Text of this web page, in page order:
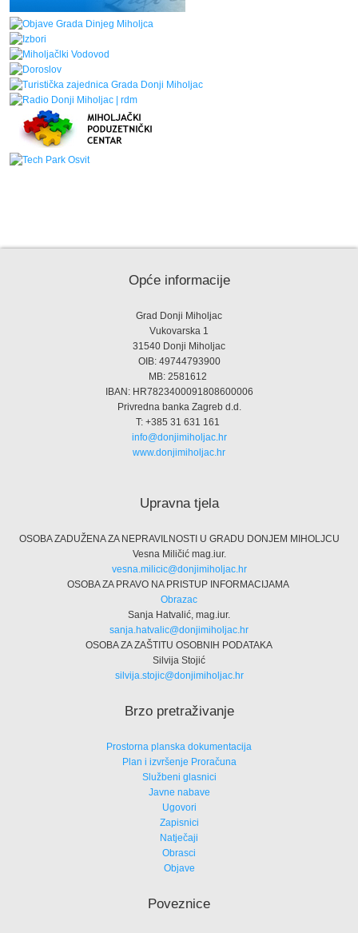
Opće informacije
Grad Donji Miholjac
Vukovarska 1
31540 Donji Miholjac
OIB: 49744793900
MB: 2581612
IBAN: HR7823400091808600006
Privredna banka Zagreb d.d.
T: +385 31 631 161
info@donjimiholjac.hr
www.donjimiholjac.hr
Upravna tjela
OSOBA ZADUŽENA ZA NEPRAVILNOSTI U GRADU DONJEM MIHOLJCU
Vesna Miličić mag.iur.
vesna.milicic@donjimiholjac.hr
OSOBA ZA PRAVO NA PRISTUP INFORMACIJAMA
Obrazac
Sanja Hatvalić, mag.iur.
sanja.hatvalic@donjimiholjac.hr
OSOBA ZA ZAŠTITU OSOBNIH PODATAKA
Silvija Stojić
silvija.stojic@donjimiholjac.hr
Brzo pretraživanje
Prostorna planska dokumentacija
Plan i izvršenje Proračuna
Službeni glasnici
Javne nabave
Ugovori
Zapisnici
Natječaji
Obrasci
Objave
Poveznice